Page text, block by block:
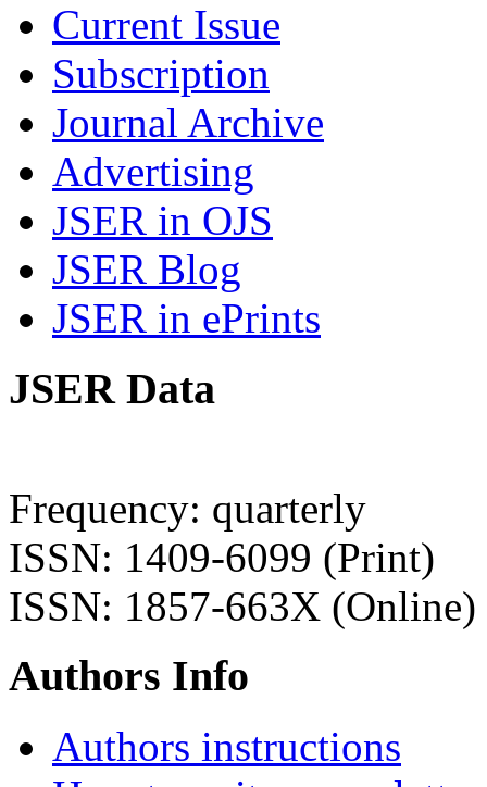
Current Issue
Subscription
Journal Archive
Advertising
JSER in OJS
JSER Blog
JSER in ePrints
JSER Data
Frequency: quarterly
ISSN: 1409-6099 (Print)
ISSN: 1857-663X (Online)
Authors Info
Authors instructions